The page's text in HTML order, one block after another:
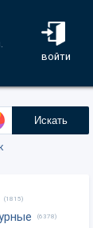
войти
Искать
(1815)
(6378)